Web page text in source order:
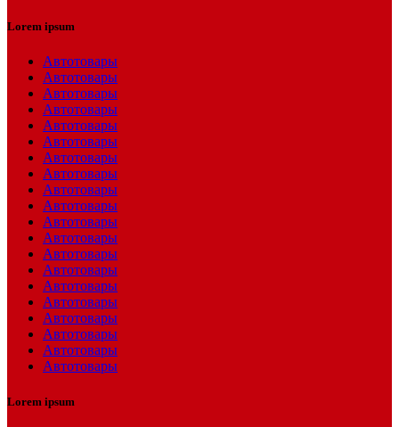
Lorem ipsum
Автотовары
Автотовары
Автотовары
Автотовары
Автотовары
Автотовары
Автотовары
Автотовары
Автотовары
Автотовары
Автотовары
Автотовары
Автотовары
Автотовары
Автотовары
Автотовары
Автотовары
Автотовары
Автотовары
Автотовары
Lorem ipsum